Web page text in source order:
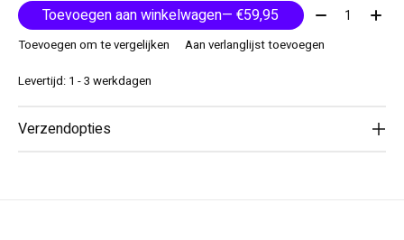
Toevoegen aan winkelwagen
— €59,95 Aantal:
Toevoegen om te vergelijken
Aan verlanglijst toevoegen
Levertijd: 1 - 3 werkdagen
Verzendopties